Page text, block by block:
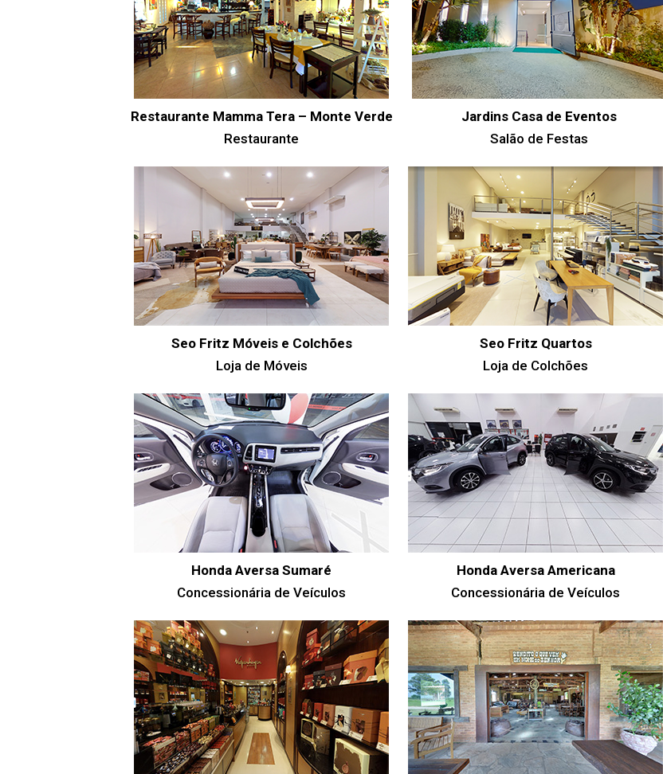
Restaurante Mamma Tera – Monte Verde
Restaurante
Jardins Casa de Eventos
Salão de Festas
Seo Fritz Móveis e Colchões
Loja de Móveis
Seo Fritz Quartos
Loja de Colchões
Honda Aversa Sumaré
Concessionária de Veículos
Honda Aversa Americana
Concessionária de Veículos